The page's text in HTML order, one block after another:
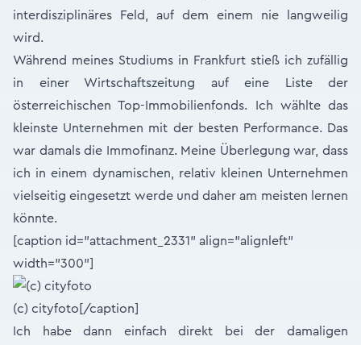
interdisziplinäres Feld, auf dem einem nie langweilig
wird.
Während meines Studiums in Frankfurt stieß ich zufällig
in einer Wirtschaftszeitung auf eine Liste der
österreichischen Top-Immobilienfonds. Ich wählte das
kleinste Unternehmen mit der besten Performance. Das
war damals die Immofinanz. Meine Überlegung war, dass
ich in einem dynamischen, relativ kleinen Unternehmen
vielseitig eingesetzt werde und daher am meisten lernen
könnte.
[caption id="attachment_2331" align="alignleft"
width="300"]
(c) cityfoto[/caption]
Ich habe dann einfach direkt bei der damaligen